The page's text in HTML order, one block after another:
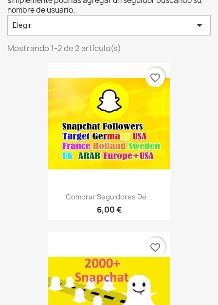
nombre de usuario.
Elegir 
Mostrando 1-2 de 2 artículo(s)
Comprar Seguidores De...
6,00 €
favorite_border
favorite_border